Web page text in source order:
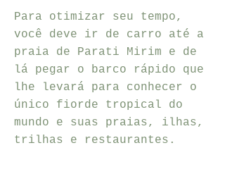
Para otimizar seu tempo,
você deve ir de carro até a
praia de Parati Mirim e de
lá pegar o barco rápido que
lhe levará para conhecer o
único fiorde tropical do
mundo e suas praias, ilhas,
trilhas e restaurantes.